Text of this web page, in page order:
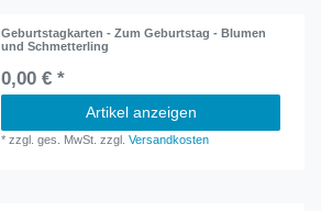
Geburtstagkarten - Zum Geburtstag - Blumen
und Schmetterling
0,00 € *
Artikel anzeigen
*zzgl. ges. MwSt. zzgl.Versandkosten